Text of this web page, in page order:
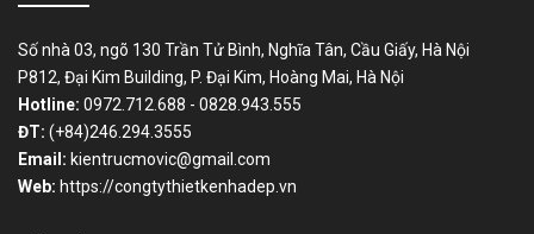
Số nhà 03, ngõ 130 Trần Tử Bình, Nghĩa Tân, Cầu Giấy, Hà Nội
P812, Đại Kim Building, P. Đại Kim, Hoàng Mai, Hà Nội
Hotline: 0972.712.688 - 0828.943.555
ĐT: (+84)246.294.3555
Email: kientrucmovic@gmail.com
Web: https://congtythietkenhadep.vn